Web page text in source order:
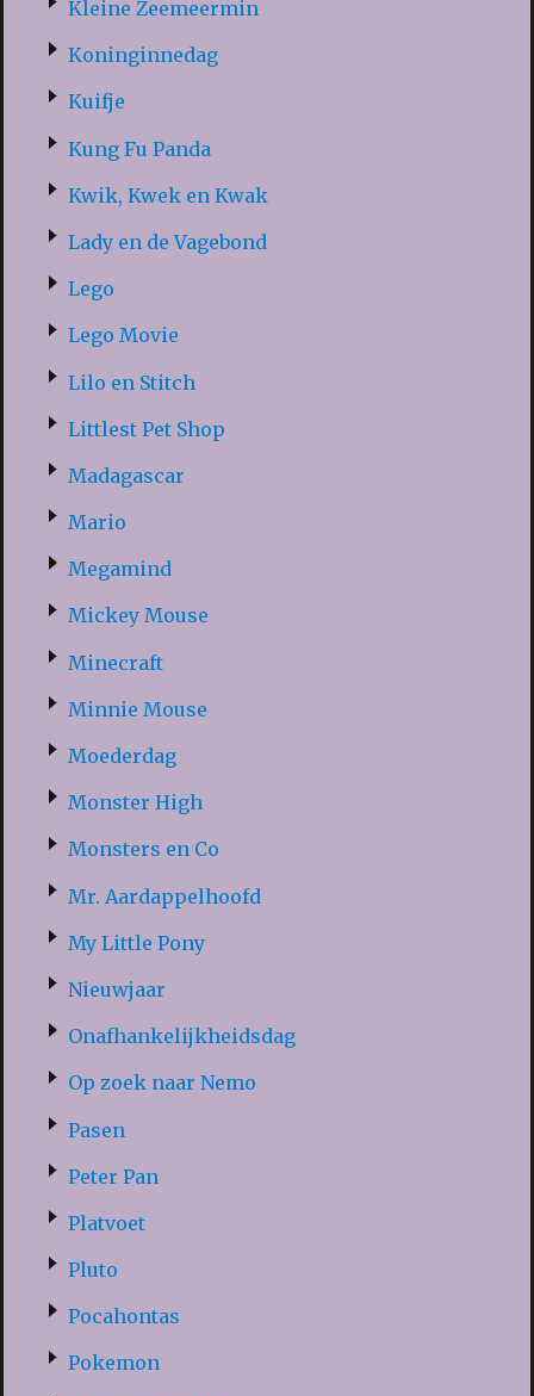
Kleine Zeemeermin
Koninginnedag
Kuifje
Kung Fu Panda
Kwik, Kwek en Kwak
Lady en de Vagebond
Lego
Lego Movie
Lilo en Stitch
Littlest Pet Shop
Madagascar
Mario
Megamind
Mickey Mouse
Minecraft
Minnie Mouse
Moederdag
Monster High
Monsters en Co
Mr. Aardappelhoofd
My Little Pony
Nieuwjaar
Onafhankelijkheidsdag
Op zoek naar Nemo
Pasen
Peter Pan
Platvoet
Pluto
Pocahontas
Pokemon